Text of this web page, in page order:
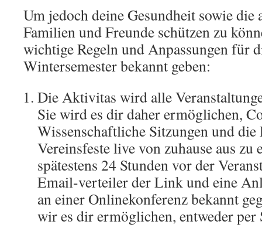
Um jedoch deine Gesundheit sowie die
Familien und Freunde schützen zu
wichtige Regeln und Anpassungen für
Wintersemester bekannt geben:
Die Aktivitas wird alle
Sie wird es dir daher ermöglichen,
Wissenschaftliche Sitzungen und die
Vereinsfeste live von zuhause aus
spätestens 24 Stunden vor der
Email-verteiler der Link und eine
an einer Onlinekonferenz bekannt
wir es dir ermöglichen, entweder per